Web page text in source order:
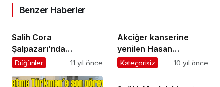
Benzer Haberler
Salih Cora
Şalpazarı’nda
partililerle kucaklaştı
Düğünler 11 yıl önce
Akciğer kanserine
yenilen Hasan
Karagül’ün cenazesi
Kategorisiz 10 yıl önce